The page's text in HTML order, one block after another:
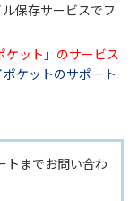
保存サービスでフ
ット」のサービス
ポケットのサポート
トまでお問い合わ